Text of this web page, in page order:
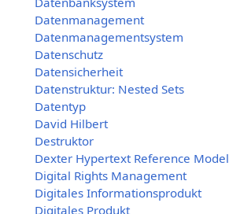
Datenmanagement
Datenmanagementsystem
Datenschutz
Datensicherheit
Datenstruktur: Nested Sets
Datentyp
David Hilbert
Destruktor
Dexter Hypertext Reference Model
Digital Rights Management
Digitales Informationsprodukt
Digitales Produkt